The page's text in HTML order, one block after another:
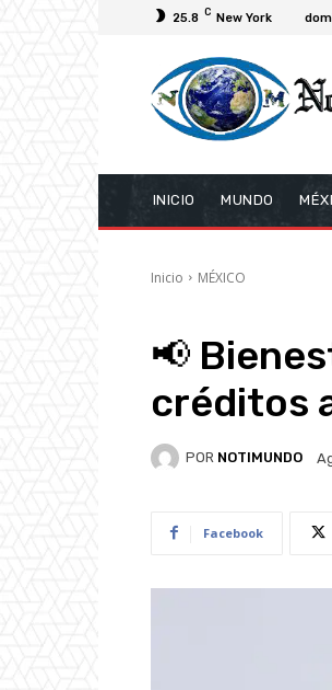
25.8 C New York
INICIO MUNDO
Inicio MÉXICO
📢
créditos
POR NOTIMUNDO
Facebook